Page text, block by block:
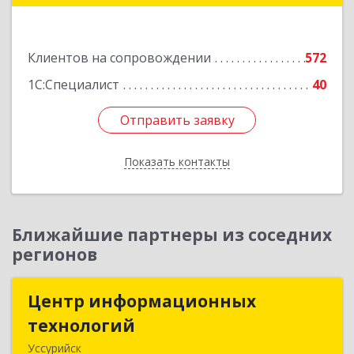
Клиентов на сопровождении
572
1С:Специалист
40
Отправить заявку
Показать контакты
Отправить заявку
Назад
Ближайшие партнеры из соседних
регионов
Центр информационных
технологий
Уссурийск
Центр информационных